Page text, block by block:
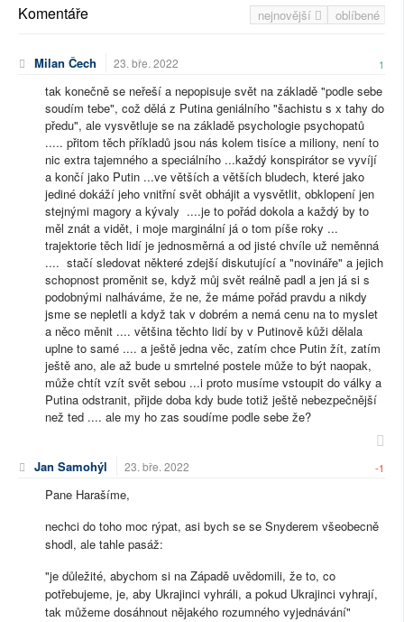
nejnovější oblíbené
Komentáře
Milan Čech 23. bře. 2022 1
tak konečně se neřeší a nepopisuje svět na základě "podle sebe
soudím tebe", což dělá z Putina geniálního "šachistu s x tahy do
předu", ale vysvětluje se na základě psychologie psychopatů
..... přitom těch příkladů jsou nás kolem tisíce a miliony, není to
nic extra tajemného a speciálního ...každý konspirátor se vyvíjí
a končí jako Putin ...ve větších a větších bludech, které jako
jediné dokáží jeho vnitřní svět obhájit a vysvětlit, obklopení jen
stejnými magory a kývaly ....je to pořád dokola a každý by to
měl znát a vidět, i moje marginální já o tom píše roky ...
trajektorie těch lidí je jednosměrná a od jisté chvíle už neměnná
.... stačí sledovat některé zdejší diskutující a "novináře" a jejich
schopnost proměnit se, když můj svět reálně padl a jen já si s
podobnými nalháváme, že ne, že máme pořád pravdu a nikdy
jsme se nepletli a když tak v dobrém a nemá cenu na to myslet
a něco měnit .... většina těchto lidí by v Putinově kůži dělala
uplne to samé .... a ještě jedna věc, zatím chce Putin žít, zatím
ještě ano, ale až bude u smrtelné postele může to být naopak,
může chtít vzít svět sebou ...i proto musíme vstoupit do války a
Putina odstranit, přijde doba kdy bude totiž ještě nebezpečnější
než ted .... ale my ho zas soudíme podle sebe že?
Jan Samohýl 23. bře. 2022 -1
Pane Harašíme,
nechci do toho moc rýpat, asi bych se se Snyderem všeobecně
shodl, ale tahle pasáž:
"je důležité, abychom si na Západě uvědomili, že to, co
potřebujeme, je, aby Ukrajinci vyhráli, a pokud Ukrajinci vyhrají,
tak můžeme dosáhnout nějakého rozumného vyjednávání"